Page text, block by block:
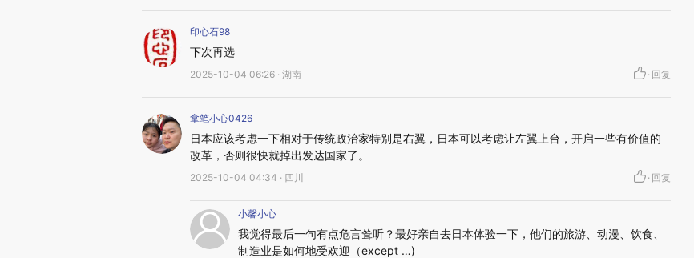
印心石98
下次再选
2025-10-04 06:26 · 湖南 · 回复
拿笔小心0426
日本应该考虑一下相对于传统政治家特别是右翼，日本可以考虑让左翼上台，开启一些有价值的
改革，否则很快就掉出发达国家了。
2025-10-04 04:34 · 四川 · 回复
小馨小心
我觉得最后一句有点危言耸听？最好亲自去日本体验一下，他们的旅游、动漫、饮食、
制造业是如何地受欢迎（except …)